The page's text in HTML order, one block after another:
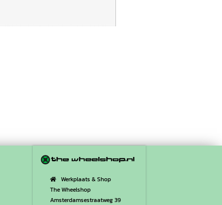
Werkplaats & Shop
The Wheelshop
Amsterdamsestraatweg 39